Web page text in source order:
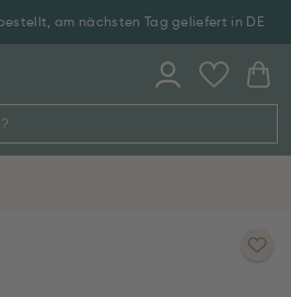
am nächsten Tag geliefert in DE